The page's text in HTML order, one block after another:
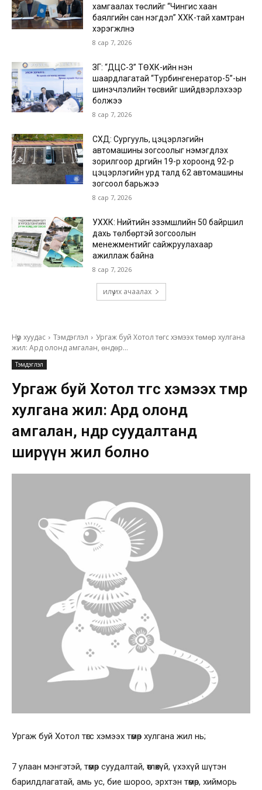
хамгаалах төслийг “Чингис хаан
баялгийн сан нэгдэл” ХХК-тай хамтран
хэрэгжүүлнэ
8 сар 7, 2026
ЗГ: “ДЦС-3” ТӨХК-ийн нэн
шаардлагатай “Турбингенератор-5”-ын
шинэчлэлийн төсвийг шийдвэрлэхээр
болжээ
8 сар 7, 2026
СХД: Сургууль, цэцэрлэгийн
автомашины зогсоолыг нэмэгдүүлэх
зорилгоор дүүргийн 19-р хороонд 92-р
цэцэрлэгийн урд талд 62 автомашины
зогсоол барьжээ
8 сар 7, 2026
УХХК: Нийтийн эзэмшлийн 50 байршил
дахь төлбөртэй зогсоолын
менежментийг сайжруулахаар
ажиллаж байна
8 сар 7, 2026
илүү их ачаалах